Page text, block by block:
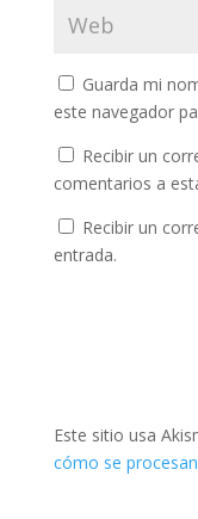
Guarda mi
este navegador
Recibir un
comentarios a
Recibir un
entrada.
Este sitio usa
cómo se